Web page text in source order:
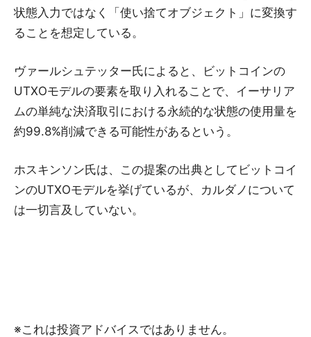
状態入力ではなく「使い捨てオブジェクト」に変換す
ることを想定している。
ヴァールシュテッター氏によると、ビットコインの
UTXOモデルの要素を取り入れることで、イーサリア
ムの単純な決済取引における永続的な状態の使用量を
約99.8%削減できる可能性があるという。
ホスキンソン氏は、この提案の出典としてビットコイ
ンのUTXOモデルを挙げているが、カルダノについて
は一切言及していない。
※これは投資アドバイスではありません。